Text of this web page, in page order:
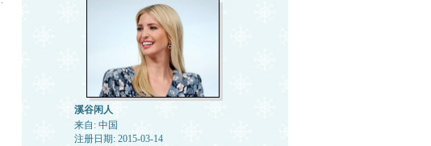
溪谷闲人
来自: 中国
注册日期: 2015-03-14